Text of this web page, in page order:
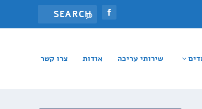
שירותי עריכה אודות צרו קשר